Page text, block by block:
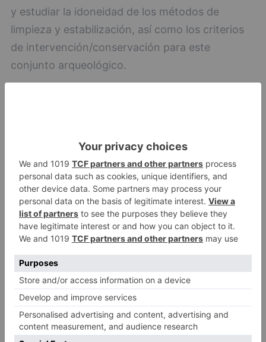
y estudiar la idoneidad de los métodos de
limpieza y estabilización, así como los criterios
de intervención/conservación para este
conjunto arqueológico.
Restauración de Bienes Culturales de Castilla y
León. Durante estos trabajos se han ensayado
diversos métodos para determinar los
tratamientos más adecuados para aplicar al
conjunto recuperado.